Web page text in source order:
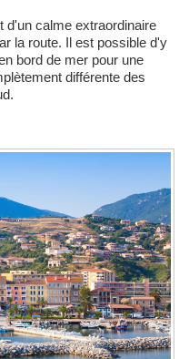
d'un calme extraordinaire
la route. Il est possible d'y
bord de mer pour une
différente des